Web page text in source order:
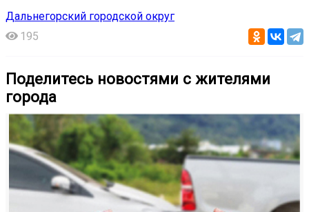
Дальнегорский городской округ
195
Поделитесь новостями с жителями
города